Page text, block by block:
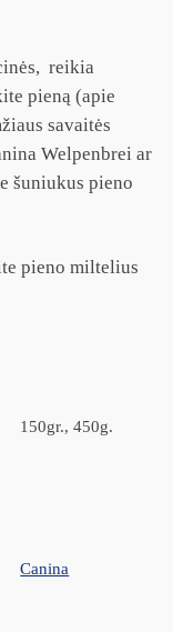
reikia
pieną (apie
savaitės
Welpenbrei ar
šuniukus pieno
pieno miltelius
150gr., 450g.
Canina